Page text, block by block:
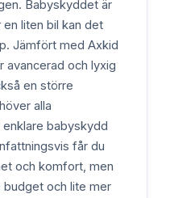
Babyskyddet är
liten bil kan det
Jämfört med Axkid
avancerad och lyxig
en större
alla
babyskydd
får du
och komfort, men
och lite mer